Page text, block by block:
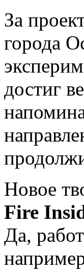
За
города
достиг
Новое
Fire
Да,